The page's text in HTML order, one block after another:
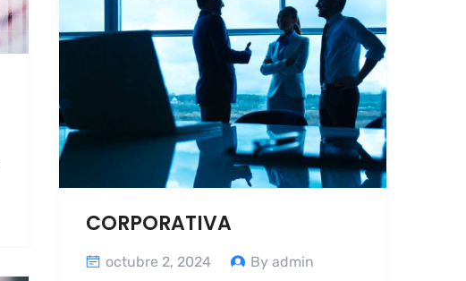
CORPORATIVA
octubre 2, 2024 By admin